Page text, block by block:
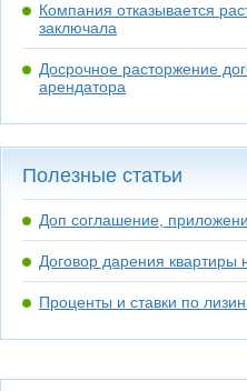
Компания отказывается
заключала
Досрочное расторжение
арендатора
Полезные статьи
Доп соглашение,
Договор дарения
Проценты и ставки по